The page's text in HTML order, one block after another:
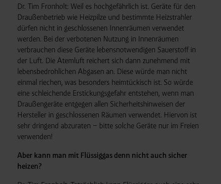
Empfänger und Datenübermittlung:Ihre Daten können
an unsere Auftragsverarbeiter (z. B. für Webanalyse,
Hosting, Consent-Management) sowie an Partner in
Drittländern übermittelt werden. Wenn eine Übermittlung
in ein Land ohne angemessenes Datenschutzniveau
erfolgt, stellen wir geeignete Garantien gemäß Art. 46
DSGVO sicher (z. B. EU-Standardvertragsklauseln).
Speicherdauer:Cookies werden je nach Zweck
unterschiedlich lange gespeichert. Die maximale
anders vorgeschrieben oder technisch erforderlich.
Verantwortlicher:
Dr. Tim Fronholt: Weil es hochgefährlich ist. Geräte für den
Draußenbetrieb wie Heizpilze und bestimmte Heizstrahler
dürfen nicht in geschlossenen Innenräumen verwendet
werden. Bei der verbotenen Nutzung in Innenräumen
verbrauchen diese Geräte lebensnotwendigen Sauerstoff in
der Luft. Die Atemluft reichert sich dann zunehmend mit
lebensbedrohlichen Abgasen an. Diese würde man nicht
einmal riechen, was besonders heimtückisch ist. So würde
eine schleichende Erstickungsgefahr entstehen, wenn man
Draußengeräte entgegen allen Sicherheitshinweisen der
Hersteller in geschlossenen Räumen verwendet. Hiervon ist
sehr dringend abzuraten – bitte solche Geräte nur im Freien
verwenden!
Aber kann man mit Flüssiggas denn nicht auch sicher
heizen?